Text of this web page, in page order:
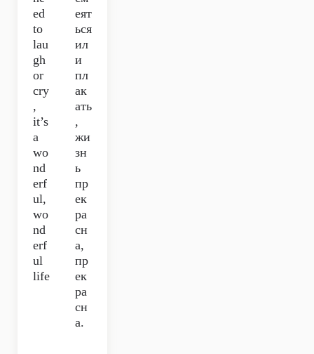
ed
to
lau
gh
or
cry
,
it’s
a
wo
nd
erf
ul,
wo
nd
erf
ul
life
еят
ься
ил
и
пл
ак
ать
,
жи
зн
ь
пр
ек
ра
сн
а,
пр
ек
ра
сн
а.